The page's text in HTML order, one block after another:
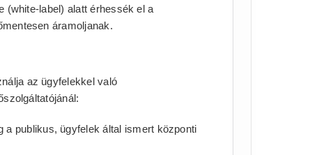
(white-label) alatt érhessék el a
áramoljanak.
az ügyfelekkel való
a publikus, ügyfelek által ismert központi